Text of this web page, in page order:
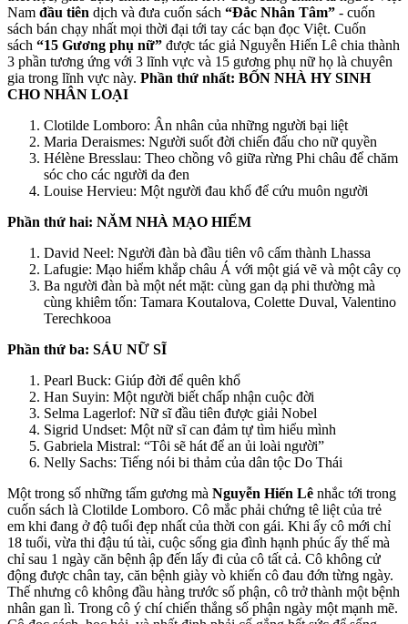
Nam đầu tiên dịch và đưa cuốn sách “Đắc Nhân Tâm” - cuốn
sách bán chạy nhất mọi thời đại tới tay các bạn đọc Việt. Cuốn
sách “15 Gương phụ nữ” được tác giả Nguyễn Hiến Lê chia thành
3 phần tương ứng với 3 lĩnh vực và 15 gương phụ nữ họ là chuyên
gia trong lĩnh vực này. Phần thứ nhất: BỐN NHÀ HY SINH
CHO NHÂN LOẠI
Clotilde Lomboro: Ân nhân của những người bại liệt
Maria Deraismes: Người suốt đời chiến đấu cho nữ quyền
Hélène Bresslau: Theo chồng vô giữa rừng Phi châu để chăm
sóc cho các người da đen
Louise Hervieu: Một người đau khổ để cứu muôn người
Phần thứ hai: NĂM NHÀ MẠO HIỂM
David Neel: Người đàn bà đầu tiên vô cấm thành Lhassa
Lafugie: Mạo hiểm khắp châu Á với một giá vẽ và một cây cọ
Ba người đàn bà một nét mặt: cùng gan dạ phi thường mà
cùng khiêm tốn: Tamara Koutalova, Colette Duval, Valentino
Terechkooa
Phần thứ ba: SÁU NỮ SĨ
Pearl Buck: Giúp đời để quên khổ
Han Suyin: Một người biết chấp nhận cuộc đời
Selma Lagerlof: Nữ sĩ đầu tiên được giải Nobel
Sigrid Undset: Một nữ sĩ can đảm tự tìm hiểu mình
Gabriela Mistral: “Tôi sẽ hát để an ủi loài người”
Nelly Sachs: Tiếng nói bi thảm của dân tộc Do Thái
Một trong số những tấm gương mà Nguyễn Hiến Lê nhắc tới trong
cuốn sách là Clotilde Lomboro. Cô mắc phải chứng tê liệt của trẻ
em khi đang ở độ tuổi đẹp nhất của thời con gái. Khi ấy cô mới chỉ
18 tuổi, vừa thi đậu tú tài, cuộc sống gia đình hạnh phúc ấy thế mà
chỉ sau 1 ngày căn bệnh ập đến lấy đi của cô tất cả. Cô không cử
động được chân tay, căn bệnh giày vò khiến cô đau đớn từng ngày.
Thế nhưng cô không đầu hàng trước số phận, cô trở thành một bệnh
nhân gan lì. Trong cô ý chí chiến thắng số phận ngày một mạnh mẽ.